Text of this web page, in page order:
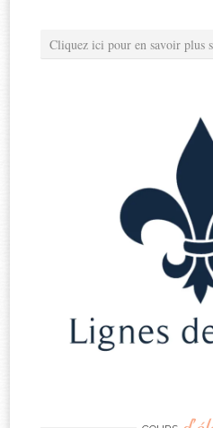
Cliquez ici pour en savoir plus